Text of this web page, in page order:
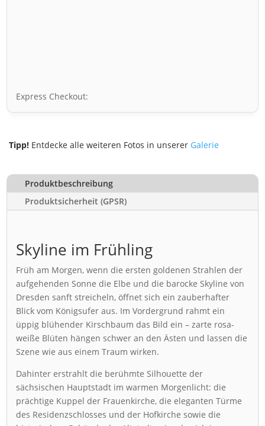
Express Checkout:
Tipp! Entdecke alle weiteren Fotos in unserer Galerie
Produktbeschreibung
Produktsicherheit (GPSR)
Skyline im Frühling
Früh am Morgen, wenn die ersten goldenen Strahlen der
aufgehenden Sonne die Elbe und die barocke Skyline von
Dresden sanft streicheln, öffnet sich ein zauberhafter
Blick vom Königsufer aus. Im Vordergrund rahmt ein
üppig blühender Kirschbaum das Bild ein – zarte rosa-
weiße Blüten hängen schwer an den Ästen und lassen die
Szene wie aus einem Traum wirken.
Dahinter erstrahlt die berühmte Silhouette der
sächsischen Hauptstadt im warmen Morgenlicht: die
prächtige Kuppel der Frauenkirche, die eleganten Türme
des Residenzschlosses und der Hofkirche sowie die